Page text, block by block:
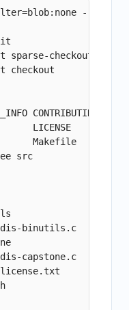
--no-
sparse-checkout set
checkout
LICENSE
Makefile
tree src
binutils.c
capstone.c